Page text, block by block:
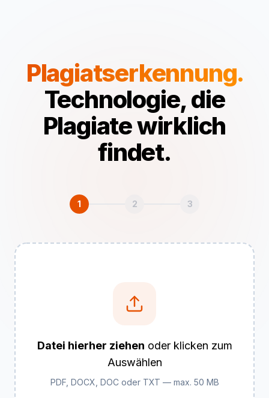
Plagiatserkennung.
Technologie, die
Plagiate wirklich
findet.
1 2 3
Datei hierher ziehen oder klicken zum
Auswählen
PDF, DOCX, DOC oder TXT — max. 50 MB